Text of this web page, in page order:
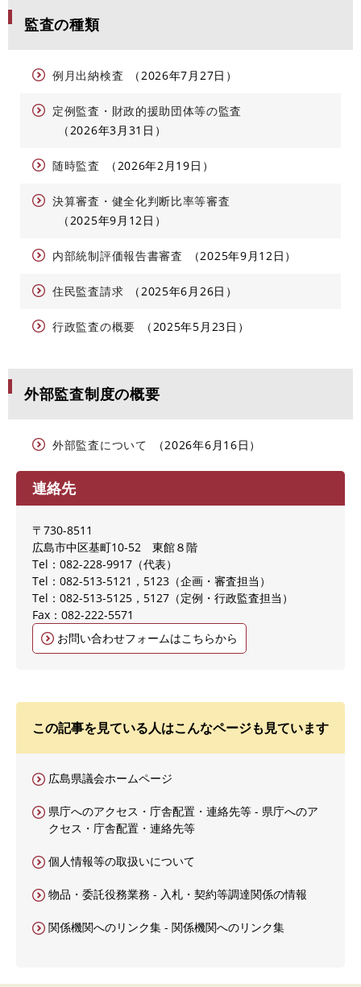
監査の種類
例月出納検査 2026年7月27日
定例監査・財政的援助団体等の監査
2026年3月31日
随時監査 2026年2月19日
決算審査・健全化判断比率等審査
2025年9月12日
内部統制評価報告書審査 2025年9月12日
住民監査請求 2025年6月26日
行政監査の概要 2025年5月23日
外部監査制度の概要
外部監査について 2026年6月16日
連絡先
〒730-8511
広島市中区基町10-52 東館８階
Tel：082-228-9917
代表
Tel：082-513-5121，5123
企画・審査担当
Tel：082-513-5125，5127
定例・行政監査担当
Fax：082-222-5571
お問い合わせフォームはこちらから
この記事を見ている人はこんなページも見ています
広島県議会ホームページ
県庁へのアクセス・庁舎配置・連絡先等 - 県庁へのア
クセス・庁舎配置・連絡先等
個人情報等の取扱いについて
物品・委託役務業務 - 入札・契約等調達関係の情報
関係機関へのリンク集 - 関係機関へのリンク集